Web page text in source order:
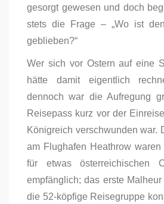
gesorgt gewesen und doch
stets die Frage – „Wo ist
geblieben?“
Wer sich vor Ostern auf eine
hätte damit eigentlich
dennoch war die Aufregung
Reisepass kurz vor der
Königreich verschwunden war.
am Flughafen Heathrow
für etwas österreichischen
empfänglich; das erste
die 52-köpfige Reisegruppe